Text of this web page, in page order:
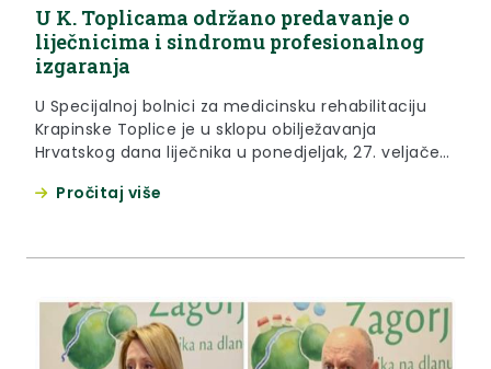
U K. Toplicama održano predavanje o
liječnicima i sindromu profesionalnog
izgaranja
U Specijalnoj bolnici za medicinsku rehabilitaciju
Krapinske Toplice je u sklopu obilježavanja
Hrvatskog dana liječnika u ponedjeljak, 27. veljače
profesionalnog izgaranja – jesu li liječnici u većem
Pročitaj više